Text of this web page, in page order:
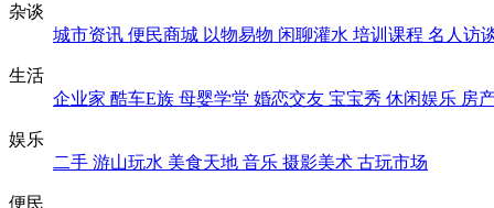
杂谈
城市资讯 便民商城 以物易物 闲聊灌水 培训课程 名人访
生活
企业家 酷车E族 母婴学堂 婚恋交友 宝宝秀 休闲娱乐 房
娱乐
二手 游山玩水 美食天地 音乐 摄影美术 古玩市场
便民